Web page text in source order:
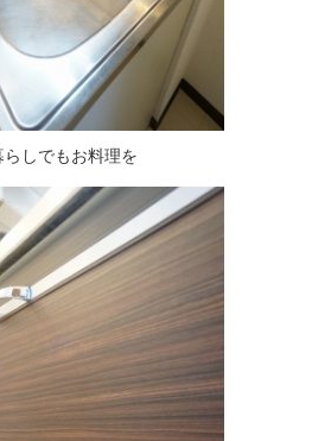
らしでもお料理を